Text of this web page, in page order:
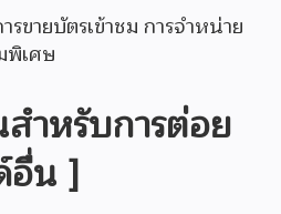
รขายบัตรเข้าชม การจำหน่าย
พิเศษ
ำหรับการต่อย
อื่น ]